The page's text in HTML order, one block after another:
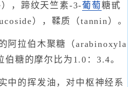
，蹄纹天竺素-3-葡萄糖甙
），鞣质（tannin）。
阿拉伯木聚糖（arabinoxyla
糖的摩尔比为1.0：3.4。
中的挥发油，对中枢神经系